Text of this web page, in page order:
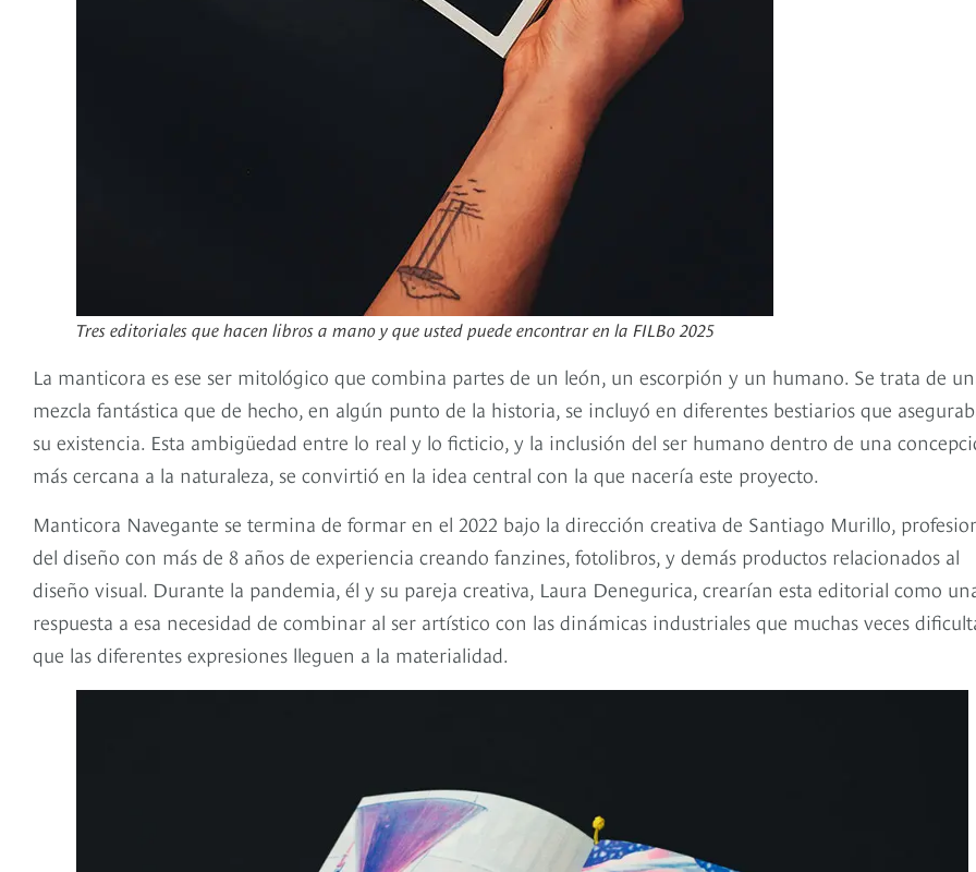
Tres editoriales que hacen libros a mano y que usted puede encontrar en la FILBo 2025
La manticora es ese ser mitológico que combina partes de un león, un escorpión y un humano. Se trata de
mezcla fantástica que de hecho, en algún punto de la historia, se incluyó en diferentes bestiarios que
su existencia. Esta ambigüedad entre lo real y lo ficticio, y la inclusión del ser humano dentro de una
más cercana a la naturaleza, se convirtió en la idea central con la que nacería este proyecto.
Manticora Navegante se termina de formar en el 2022 bajo la dirección creativa de Santiago Murillo,
del diseño con más de 8 años de experiencia creando fanzines, fotolibros, y demás productos relacionados al
diseño visual. Durante la pandemia, él y su pareja creativa, Laura Denegurica, crearían esta editorial como
respuesta a esa necesidad de combinar al ser artístico con las dinámicas industriales que muchas veces
que las diferentes expresiones lleguen a la materialidad.